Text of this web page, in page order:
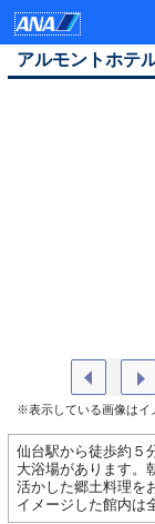
アルモントホテ
※表示している画像はイ
仙台駅から徒歩約５
大浴場があります。
活かした郷土料理を
イメージした館内は